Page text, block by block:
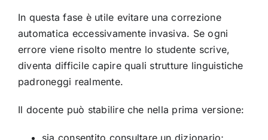
In questa fase è utile evitare una correzione
automatica eccessivamente invasiva. Se ogni
errore viene risolto mentre lo studente scrive,
diventa difficile capire quali strutture linguistiche
padroneggi realmente.
Il docente può stabilire che nella prima versione: